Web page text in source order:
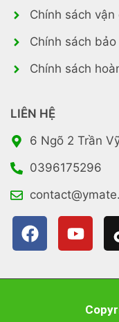
Chính sách vận
Chính sách
Chính sách
LIÊN HỆ
6 Ngõ 2 Trần
0396175296